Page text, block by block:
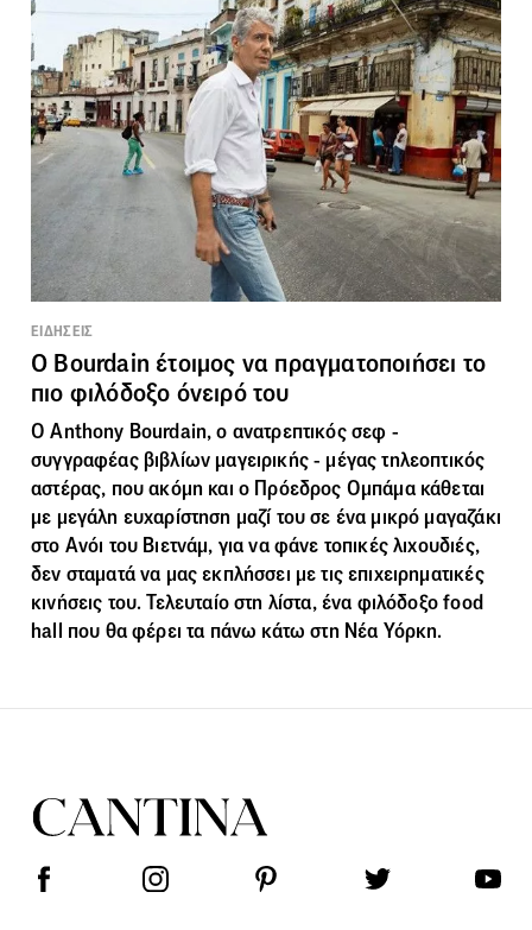
ΕΙΔΗΣΕΙΣ
Ο Bourdain έτοιμος να πραγματοποιήσει το
πιο φιλόδοξο όνειρό του
Ο Anthony Bourdain, ο ανατρεπτικός σεφ -
συγγραφέας βιβλίων μαγειρικής - μέγας τηλεοπτικός
αστέρας, που ακόμη και ο Πρόεδρος Ομπάμα κάθεται
με μεγάλη ευχαρίστηση μαζί του σε ένα μικρό μαγαζάκι
στο Ανόι του Βιετνάμ, για να φάνε τοπικές λιχουδιές,
δεν σταματά να μας εκπλήσσει με τις επιχειρηματικές
κινήσεις του. Τελευταίο στη λίστα, ένα φιλόδοξο food
hall που θα φέρει τα πάνω κάτω στη Νέα Υόρκη.